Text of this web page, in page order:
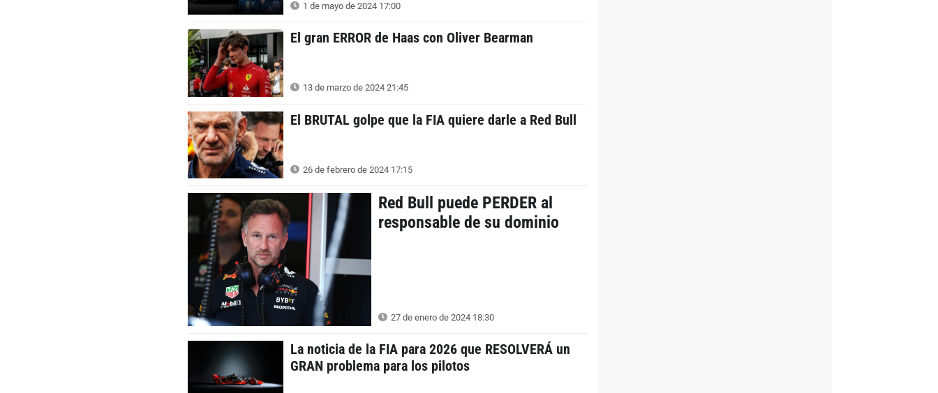
1 de mayo de 2024 17:00
El gran ERROR de Haas con Oliver Bearman
13 de marzo de 2024 21:45
El BRUTAL golpe que la FIA quiere darle a Red Bull
26 de febrero de 2024 17:15
Red Bull puede PERDER al
responsable de su dominio
27 de enero de 2024 18:30
La noticia de la FIA para 2026 que RESOLVERÁ un
GRAN problema para los pilotos